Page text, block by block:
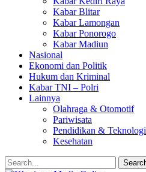
Kabar Blitar
Kabar Lamongan
Kabar Ponorogo
Kabar Madiun
Nasional
Ekonomi dan Politik
Hukum dan Kriminal
Kabar TNI – Polri
Lainnya
Olahraga & Otomotif
Pariwisata
Pendidikan & Teknologi
Kesehatan